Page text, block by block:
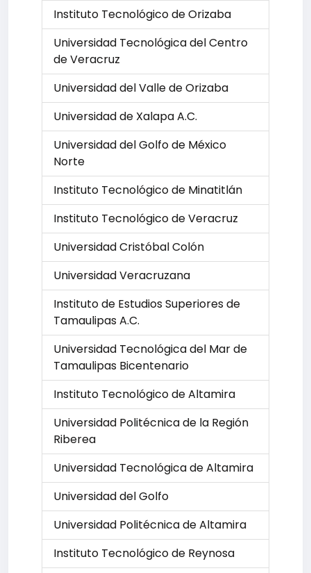
Instituto Tecnológico de Orizaba
Universidad Tecnológica del Centro
de Veracruz
Universidad del Valle de Orizaba
Universidad de Xalapa A.C.
Universidad del Golfo de México
Norte
Instituto Tecnológico de Minatitlán
Instituto Tecnológico de Veracruz
Universidad Cristóbal Colón
Universidad Veracruzana
Instituto de Estudios Superiores de
Tamaulipas A.C.
Universidad Tecnológica del Mar de
Tamaulipas Bicentenario
Instituto Tecnológico de Altamira
Universidad Politécnica de la Región
Riberea
Universidad Tecnológica de Altamira
Universidad del Golfo
Universidad Politécnica de Altamira
Instituto Tecnológico de Reynosa